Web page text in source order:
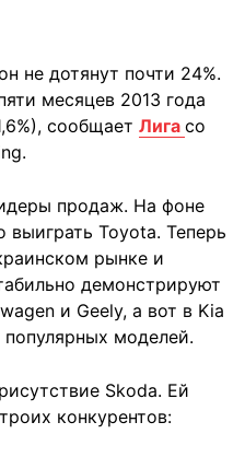
не дотянут почти 24%.
месяцев 2013 года
сообщает Лига со
продаж. На фоне
выиграть Toyota. Теперь
рынке и
демонстрируют
и Geely, а вот в Kia
моделей.
Skoda. Ей
конкурентов: